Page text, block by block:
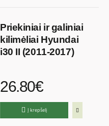
Priekiniai ir galiniai
kilimėliai Hyundai
i30 II (2011-2017)
26.80€
Į krepšelį